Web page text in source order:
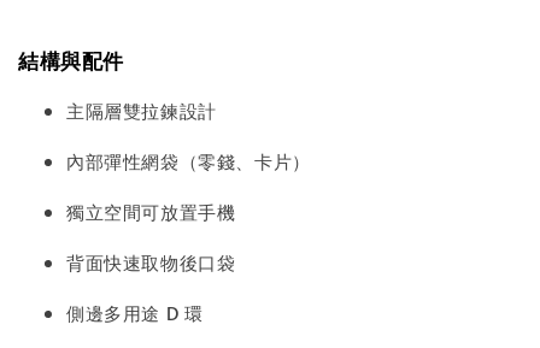
結構與配件
主隔層雙拉鍊設計
內部彈性網袋（零錢、卡片）
獨立空間可放置手機
背面快速取物後口袋
側邊多用途 D 環